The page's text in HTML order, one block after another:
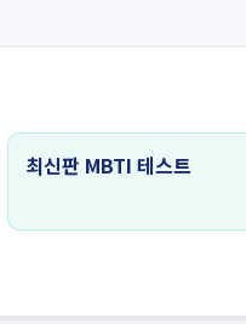
최신판 MBTI 테스트